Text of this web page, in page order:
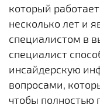
который
несколько лет и
специалистом в
специалист
инсайдерскую
вопросами,
чтобы полностью